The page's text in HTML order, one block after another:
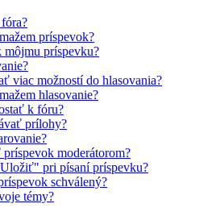
príspevok?
príspevku?
viac možností do hlasovania?
hlasovanie?
k fóru?
prílohy?
moderátorom?
pri písaní príspevku?
schválený?
témy?